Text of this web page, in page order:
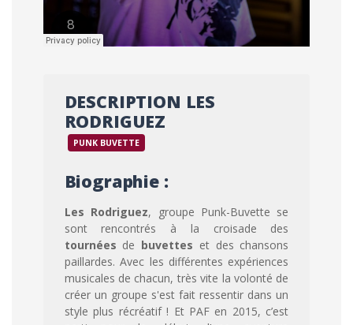
DESCRIPTION LES
RODRIGUEZ
PUNK BUVETTE
Biographie :
Les Rodriguez, groupe Punk-Buvette se
sont rencontrés à la croisade des
tournées de buvettes et des chansons
paillardes. Avec les différentes expériences
musicales de chacun, très vite la volonté de
créer un groupe s'est fait ressentir dans un
style plus récréatif ! Et PAF en 2015, c’est